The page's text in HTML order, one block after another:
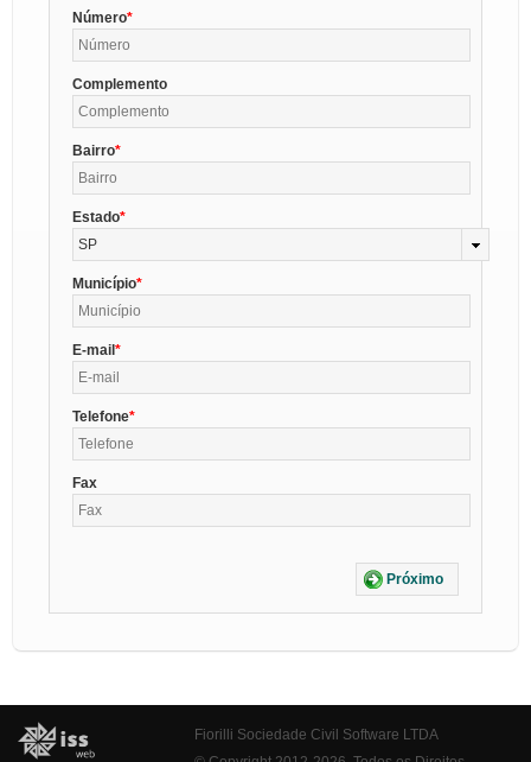
Número
Complemento
Bairro
Estado
SP
Município
E-mail
Telefone
Fax
Próximo
Fiorilli Sociedade Civil Software LTDA